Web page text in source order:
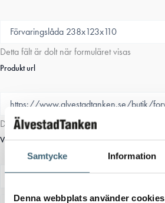
Samtycke Information
Denna webbplats använder cookies
Detta fält är dolt när formuläret visas
Produkt url
Detta fält är dolt när formuläret visas
Variantinfo
Samtycke(Obligatoriskt)